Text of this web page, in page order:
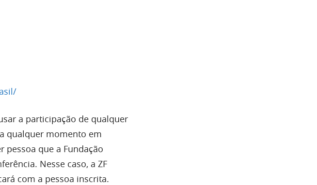
a participação de qualquer
qualquer momento em
pessoa que a Fundação
Nesse caso, a ZF
com a pessoa inscrita.